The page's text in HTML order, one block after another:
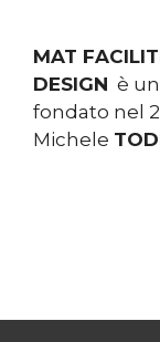
MAT
DESIGN è
fondato nel
Michele